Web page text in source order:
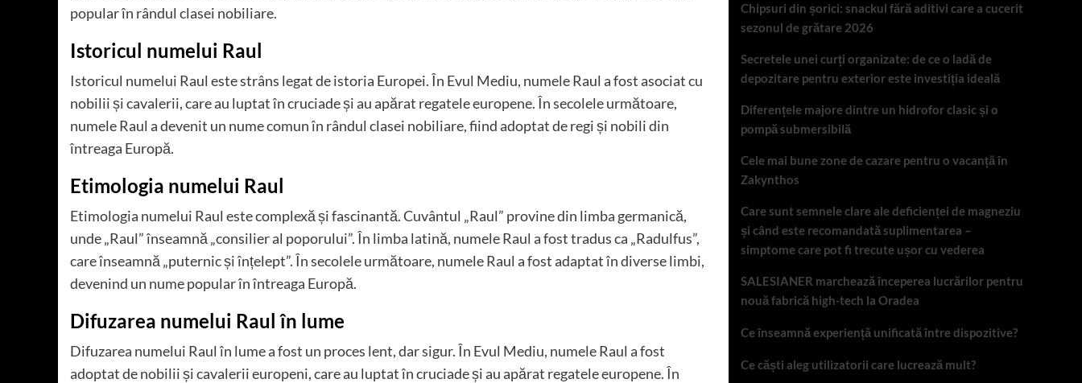
popular în rândul clasei nobiliare.
Istoricul numelui Raul
Istoricul numelui Raul este strâns legat de istoria Europei. În Evul Mediu, numele Raul a fost asociat cu
nobilii și cavalerii, care au luptat în cruciade și au apărat regatele europene. În secolele următoare,
numele Raul a devenit un nume comun în rândul clasei nobiliare, fiind adoptat de regi și nobili din
întreaga Europă.
Etimologia numelui Raul
Etimologia numelui Raul este complexă și fascinantă. Cuvântul „Raul” provine din limba germanică,
unde „Raul” înseamnă „consilier al poporului”. În limba latină, numele Raul a fost tradus ca „Radulfus”,
care înseamnă „puternic și înțelept”. În secolele următoare, numele Raul a fost adaptat în diverse limbi,
devenind un nume popular în întreaga Europă.
Difuzarea numelui Raul în lume
Difuzarea numelui Raul în lume a fost un proces lent, dar sigur. În Evul Mediu, numele Raul a fost
adoptat de nobilii și cavalerii europeni, care au luptat în cruciade și au apărat regatele europene. În
Chipsuri din șorici: snackul fără aditivi care a cucerit
sezonul de grătare 2026
Secretele unei curți organizate: de ce o ladă de
depozitare pentru exterior este investiția ideală
Diferențele majore dintre un hidrofor clasic și o
pompă submersibilă
Cele mai bune zone de cazare pentru o vacanță în
Zakynthos
Care sunt semnele clare ale deficienței de magneziu
și când este recomandată suplimentarea –
simptome care pot fi trecute ușor cu vederea
SALESIANER marchează începerea lucrărilor pentru
nouă fabrică high-tech la Oradea
Ce înseamnă experiență unificată între dispozitive?
Ce căști aleg utilizatorii care lucrează mult?